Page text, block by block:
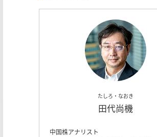
たしろ・なおき
田代尚機
中国株アナリスト